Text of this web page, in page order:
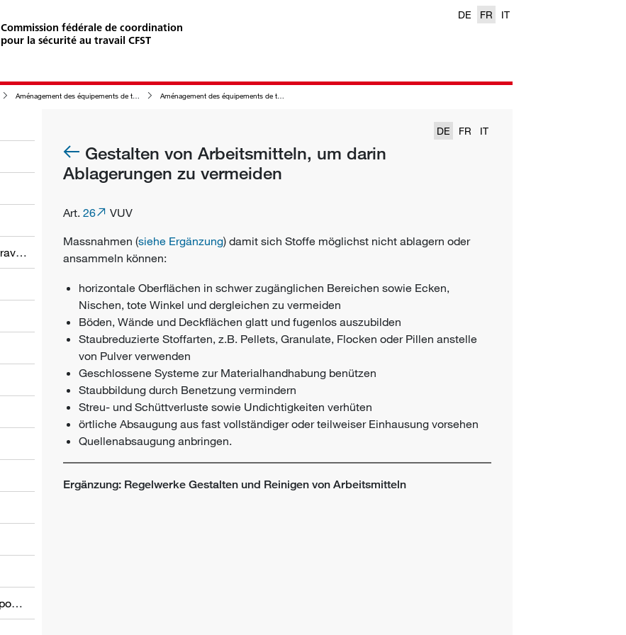
Commission fédérale de coordination
pour la sécurité au travail CFST
DE FR IT
Aménagement des équipements de travail en relation avec leur nettoyage Aménagement des équipements de travail afin d'éviter la formation de dépôts
Obligations des employeurs et des travailleurs
Informations relatives à d’autres dispositions
DE FR IT
Gestalten von Arbeitsmitteln, um darin
Ablagerungen zu vermeiden
Art. 26
VUV
Massnahmen (siehe Ergänzung) damit sich Stoffe möglichst nicht ablagern oder
ansammeln können:
horizontale Oberflächen in schwer zugänglichen Bereichen sowie Ecken,
Nischen, tote Winkel und dergleichen zu vermeiden
Böden, Wände und Deckflächen glatt und fugenlos auszubilden
Staubreduzierte Stoffarten, z.B. Pellets, Granulate, Flocken oder Pillen anstelle
von Pulver verwenden
Geschlossene Systeme zur Materialhandhabung benützen
Staubbildung durch Benetzung vermindern
Streu- und Schüttverluste sowie Undichtigkeiten verhüten
örtliche Absaugung aus fast vollständiger oder teilweiser Einhausung vorsehen
Quellenabsaugung anbringen.
Ergänzung: Regelwerke Gestalten und Reinigen von Arbeitsmitteln